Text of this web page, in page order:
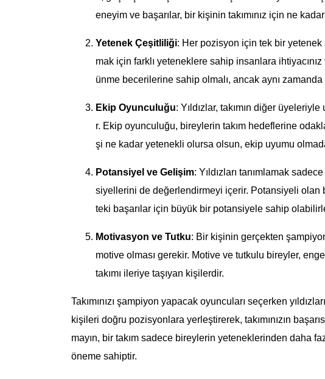
eneyim ve başarılar, bir kişinin takımınız için ne
Yetenek Çeşitliliği: Her pozisyon için tek bir yetenek
mak için farklı yeteneklere sahip insanlara
ünme becerilerine sahip olmalı, ancak aynı
Ekip Oyunculuğu: Yıldızlar, takımın diğer
r. Ekip oyunculuğu, bireylerin takım hedeflerine
şi ne kadar yetenekli olursa olsun, ekip uyumu
Potansiyel ve Gelişim: Yıldızları tanımlamak
siyellerini de değerlendirmeyi içerir. Potansiyeli
teki başarılar için büyük bir potansiyele sahip
Motivasyon ve Tutku: Bir kişinin gerçekten
motive olması gerekir. Motive ve tutkulu bireyler,
takımı ileriye taşıyan kişilerdir.
Takımınızı şampiyon yapacak oyuncuları seçerken
kişileri doğru pozisyonlara yerleştirerek, takımınızın
mayın, bir takım sadece bireylerin yeteneklerinden daha
öneme sahiptir.